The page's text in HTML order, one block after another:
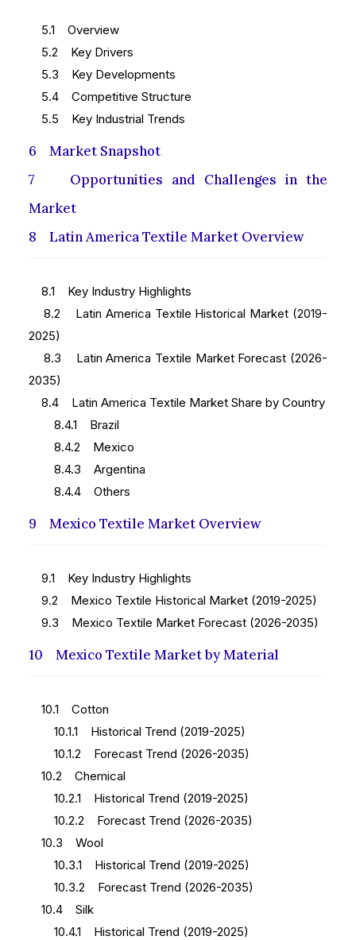
5.1 Overview
5.2 Key Drivers
5.3 Key Developments
5.4 Competitive Structure
5.5 Key Industrial Trends
6 Market Snapshot
7 Opportunities and Challenges in the
Market
8 Latin America Textile Market Overview
8.1 Key Industry Highlights
8.2 Latin America Textile Historical Market (2019-
2025)
8.3 Latin America Textile Market Forecast (2026-
2035)
8.4 Latin America Textile Market Share by Country
8.4.1 Brazil
8.4.2 Mexico
8.4.3 Argentina
8.4.4 Others
9 Mexico Textile Market Overview
9.1 Key Industry Highlights
9.2 Mexico Textile Historical Market (2019-2025)
9.3 Mexico Textile Market Forecast (2026-2035)
10 Mexico Textile Market by Material
10.1 Cotton
10.1.1 Historical Trend (2019-2025)
10.1.2 Forecast Trend (2026-2035)
10.2 Chemical
10.2.1 Historical Trend (2019-2025)
10.2.2 Forecast Trend (2026-2035)
10.3 Wool
10.3.1 Historical Trend (2019-2025)
10.3.2 Forecast Trend (2026-2035)
10.4 Silk
10.4.1 Historical Trend (2019-2025)